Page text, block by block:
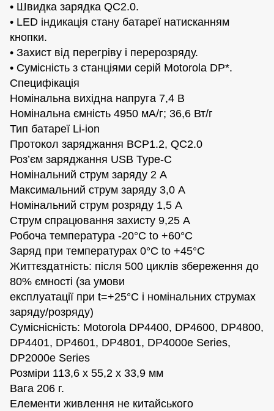
• Швидка зарядка QC2.0.
• LED індикація стану батареї натисканням
кнопки.
• Захист від перегріву і перерозряду.
• Сумісність з станціями серій Motorola DP*.
Специфікація
Номінальна вихідна напруга 7,4 В
Номінальна ємність 4950 мА/г; 36,6 Вт/г
Тип батареї Li-ion
Протокол заряджання BCP1.2, QC2.0
Роз’єм заряджання USB Type-C
Номінальний струм заряду 2 A
Максимальний струм заряду 3,0 A
Номінальний струм розряду 1,5 A
Струм спрацювання захисту 9,25 A
Робоча температура -20°C to +60°C
Заряд при температурах 0°C to +45°C
Життєздатність: після 500 циклів збереження до
80% ємності (за умови
експлуатації при t=+25°C і номінальних струмах
заряду/розряду)
Суміснісність: Motorola DP4400, DP4600, DP4800,
DP4401, DP4601, DP4801, DP4000e Series,
DP2000e Series
Розміри 113,6 х 55,2 х 33,9 мм
Вага 206 г.
Елементи живлення не китайського